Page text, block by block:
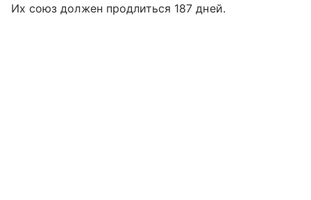
Их союз должен продлиться 187 дней.